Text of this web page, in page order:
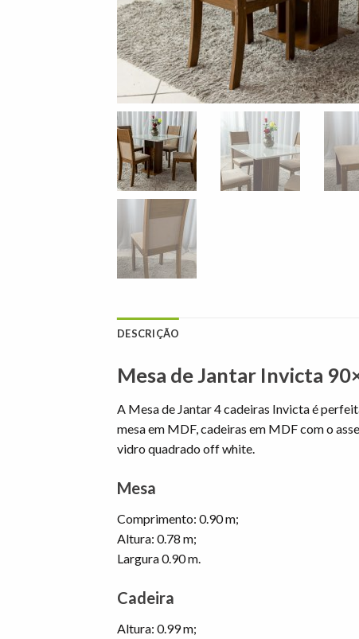
DESCRIÇÃO
Mesa de Jantar Invicta
A Mesa de Jantar 4 cadeiras Invicta é
mesa em MDF, cadeiras em MDF com o
vidro quadrado off white.
Mesa
Comprimento: 0.90 m;
Altura: 0.78 m;
Largura 0.90 m.
Cadeira
Altura: 0.99 m;